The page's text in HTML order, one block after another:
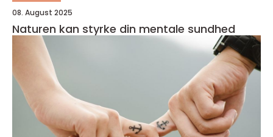
08. August 2025
Naturen kan styrke din mentale sundhed